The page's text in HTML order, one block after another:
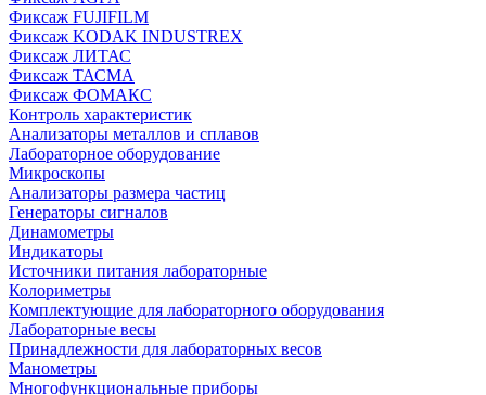
Фиксаж FUJIFILM
Фиксаж KODAK INDUSTREX
Фиксаж ЛИТАС
Фиксаж ТАСМА
Фиксаж ФОМАКС
Контроль характеристик
Анализаторы металлов и сплавов
Лабораторное оборудование
Микроскопы
Анализаторы размера частиц
Генераторы сигналов
Динамометры
Индикаторы
Источники питания лабораторные
Колориметры
Комплектующие для лабораторного оборудования
Лабораторные весы
Принадлежности для лабораторных весов
Манометры
Многофункциональные приборы